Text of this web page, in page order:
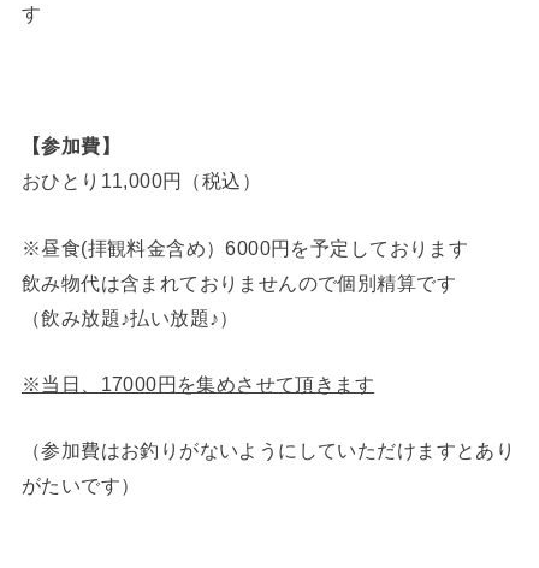
す
【参加費】
おひとり11,000円（税込）
※昼食(拝観料金含め）6000円を予定しております
飲み物代は含まれておりませんので個別精算です
（飲み放題♪払い放題♪）
※当日、17000円を集めさせて頂きます
（参加費はお釣りがないようにしていただけますとあり
がたいです）